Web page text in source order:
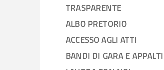
TRASPARENTE
ALBO PRETORIO
ACCESSO AGLI ATTI
BANDI DI GARA E APPALTI